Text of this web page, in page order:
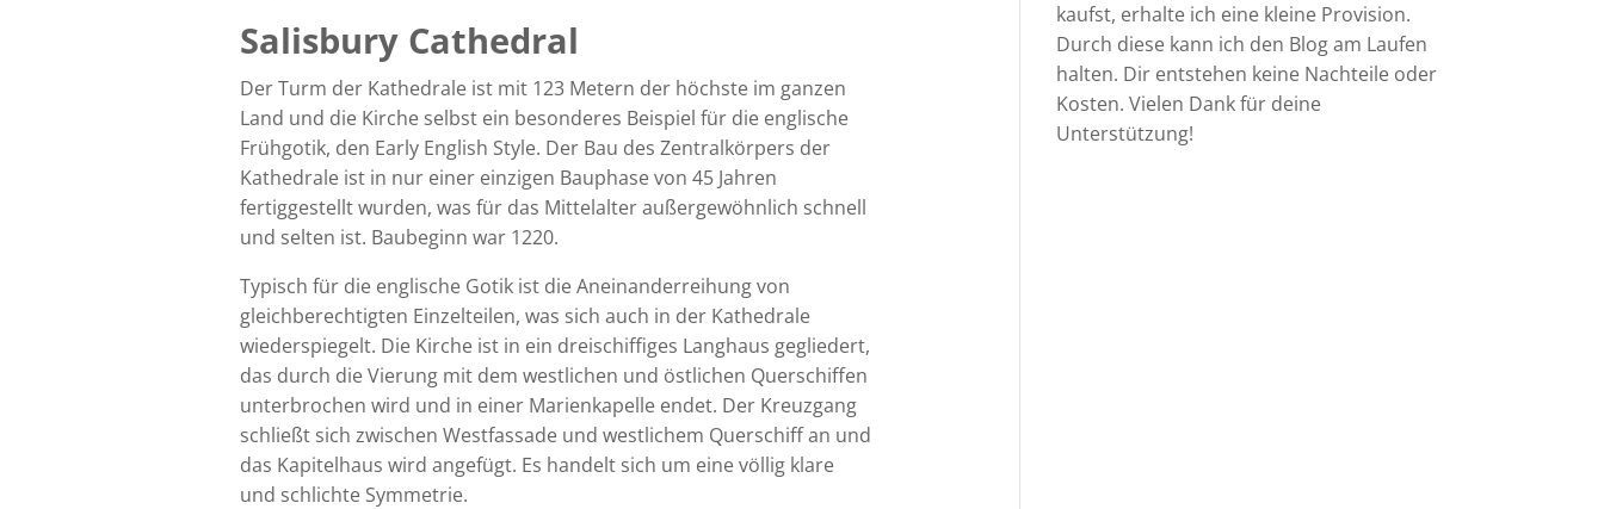
Salisbury Cathedral
Der Turm der Kathedrale ist mit 123 Metern der höchste im ganzen
Land und die Kirche selbst ein besonderes Beispiel für die englische
Frühgotik, den Early English Style. Der Bau des Zentralkörpers der
Kathedrale ist in nur einer einzigen Bauphase von 45 Jahren
fertiggestellt wurden, was für das Mittelalter außergewöhnlich schnell
und selten ist. Baubeginn war 1220.
Typisch für die englische Gotik ist die Aneinanderreihung von
gleichberechtigten Einzelteilen, was sich auch in der Kathedrale
wiederspiegelt. Die Kirche ist in ein dreischiffiges Langhaus gegliedert,
das durch die Vierung mit dem westlichen und östlichen Querschiffen
unterbrochen wird und in einer Marienkapelle endet. Der Kreuzgang
schließt sich zwischen Westfassade und westlichem Querschiff an und
das Kapitelhaus wird angefügt. Es handelt sich um eine völlig klare
und schlichte Symmetrie.
kaufst, erhalte ich eine kleine Provision.
Durch diese kann ich den Blog am Laufen
halten. Dir entstehen keine Nachteile oder
Kosten. Vielen Dank für deine
Unterstützung!